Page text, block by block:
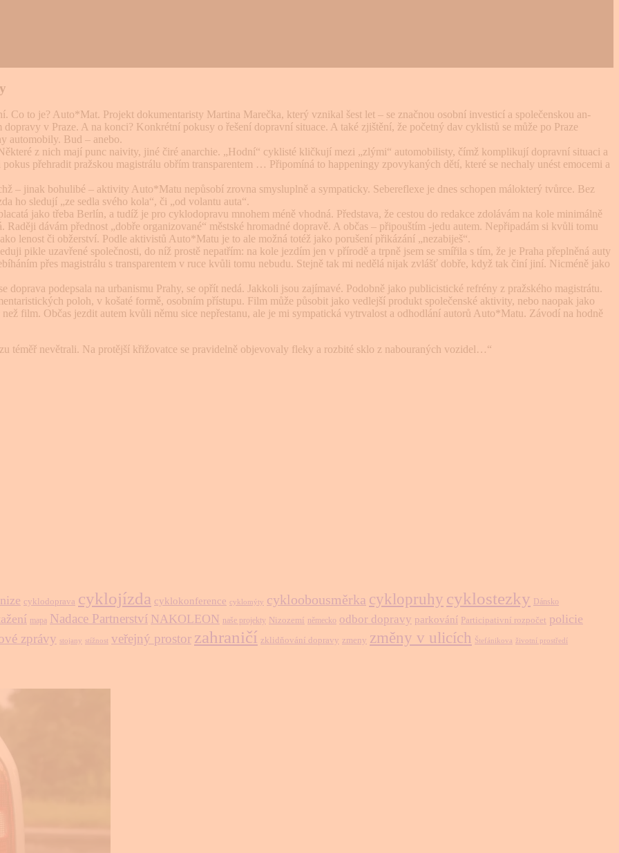
Co to je? Auto*Mat. Projekt dokumentaristy Martina Marečka, který vznikal šest let – se značnou osobní investicí a společenskou an­
v Praze. A na konci? Konkrétní pokusy o řešení doprav­ní situace. A také zjištění, že počet­ný dav cyklistů se může po Praze
automobily. Bud – anebo.
z nich mají punc naivity, jiné čiré anarchie. „Hodní“ cyklisté kličkují mezi „zlými“ auto­mobilisty, čímž komplikují dopravní situaci a
přehradit praž­skou magistrálu obřím transparen­tem … Připomíná to happeningy zpovykaných dětí, které se nechaly unést emocemi a
– jinak bohulibé – aktivity Auto*Matu nepůsobí zrovna smys­luplně a sympaticky. Sebereflexe je dnes schopen málokterý tvůr­ce. Bez
ho sledují „ze sedla svého kola“, či „od volantu auta“.
jako třeba Berlín, a tudíž je pro cyklodopravu mnohem méně vhodná. Představa, že cestou do re­dakce zdolávám na kole minimálně
dávám přednost „dobře organizované“ městské hromadné dopravě. A občas – připouštím -jedu autem. Nepřipadám si kvůli tomu
lenost či obžerství. Podle aktivistů Auto*Matu je to ale možná totéž jako porušení přikázá­ní „nezabiješ“.
pikle uzavřené společnos­ti, do níž prostě nepatřím: na kole jezdím jen v přírodě a trpně jsem se smířila s tím, že je Praha přeplněná auty
přes magistrálu s transparentem v ruce kvůli tomu nebudu. Stejně tak mi nedělá ni­jak zvlášť dobře, když tak činí jiní. Nicméně jako
podepsala na urba­nismu Prahy, se opřít nedá. Jak­koli jsou zajímavé. Podobně jako publicistické refrény z pražského magistrátu.
poloh, v košaté formě, osobním přístupu. Film může působit jako vedlejší produkt společenské ak­tivity, nebo naopak jako
film. Občas jezdit autem kvůli němu sice nepřestanu, ale je mi sympatická vytrvalost a odhodlání autorů Auto*Matu. Závodí na hodně
té­měř nevětrali. Na protější křižovatce se pravidelně objevovaly fleky a rozbité sklo z nabouraných vozidel…“
cyklodoprava cyklojízda cyklokonference cyklomýty cykloobousměrka cyklopruhy cyklostezky Dánsko
mapa Nadace Partnerství NAKOLEON naše projekty Nizozemí německo odbor dopravy parkování Participativní rozpočet policie
zprávy stojany stížnost veřejný prostor zahraničí zklidňování dopravy zmeny změny v ulicích Štefánikova životní prostředí